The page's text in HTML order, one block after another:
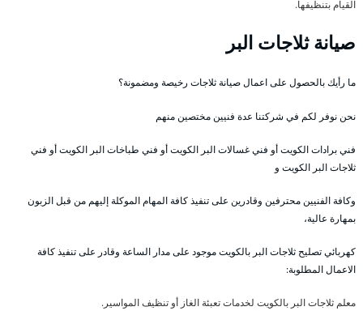
القيام بتنظيفها.
صيانة ثلاجات البر
ما رأيك بالحصول على اعمال صيانة ثلاجات رخيصة ومضمونة؟
نحن نوفر لكم في شركتنا عدة فنيين مختصين منهم
فني برادات الكويت أو فني غسالات البر الكويت أو فني طباخات البر الكويت أو فني
ثلاجات البر الكويت و
وكافة الفنيين محترفين وقادرين على تنفيذ كافة المهام الموكلة إليهم من قبل الزبون
بمهارة عالية،
كهربائي تصليح ثلاجات البر بالكويت موجود على مدار الساعة وقادر على تنفيذ كافة
الاعمال المطلوبة:
معلم ثلاجات البر بالكويت لخدمات تعبئة الغاز أو تنظيف المواسير.